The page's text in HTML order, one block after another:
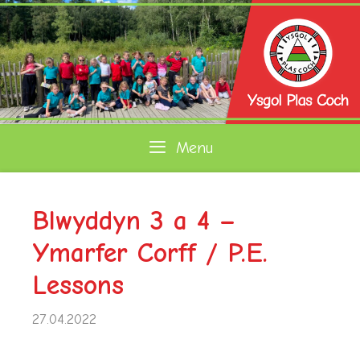
Skip
to
content
Menu
Blwyddyn 3 a 4 –
Ymarfer Corff / P.E.
Lessons
27.04.2022